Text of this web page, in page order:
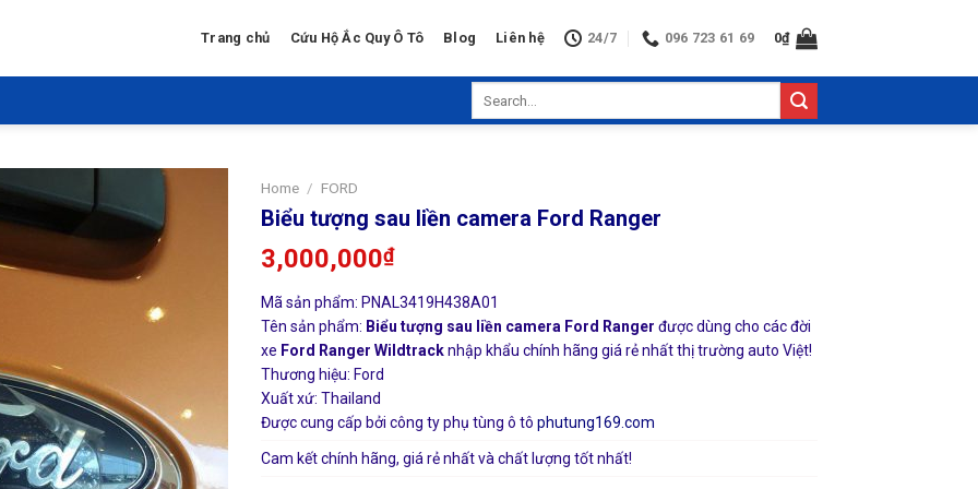
Trang chủ Cứu Hộ Ắc Quy Ô Tô Blog Liên hệ 24/7 096 723 61 69 0₫
Home / FORD
Biểu tượng sau liền camera Ford Ranger
3,000,000₫
Mã sản phẩm: PNAL3419H438A01
Tên sản phẩm: Biểu tượng sau liền camera Ford Ranger được dùng cho các đời
xe Ford Ranger Wildtracknhập khẩu chính hãng giá rẻ nhất thị trường auto Việt!
Thương hiệu: Ford
Xuất xứ: Thailand
Được cung cấp bởi công ty phụ tùng ô tô phutung169.com
Cam kết chính hãng, giá rẻ nhất và chất lượng tốt nhất!